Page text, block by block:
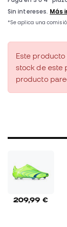
Este
stock de este
producto
209,99 €